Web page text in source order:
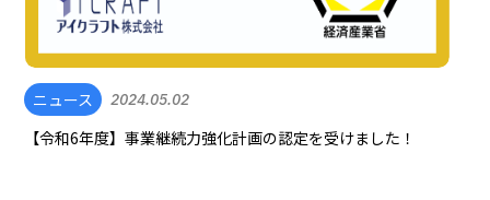
ニュース 2024.05.02
【令和6年度】事業継続力強化計画の認定を受けました！